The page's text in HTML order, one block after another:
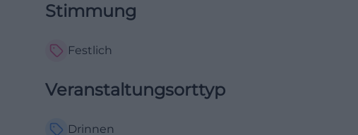
Stimmung
Festlich
Veranstaltungsorttyp
Drinnen